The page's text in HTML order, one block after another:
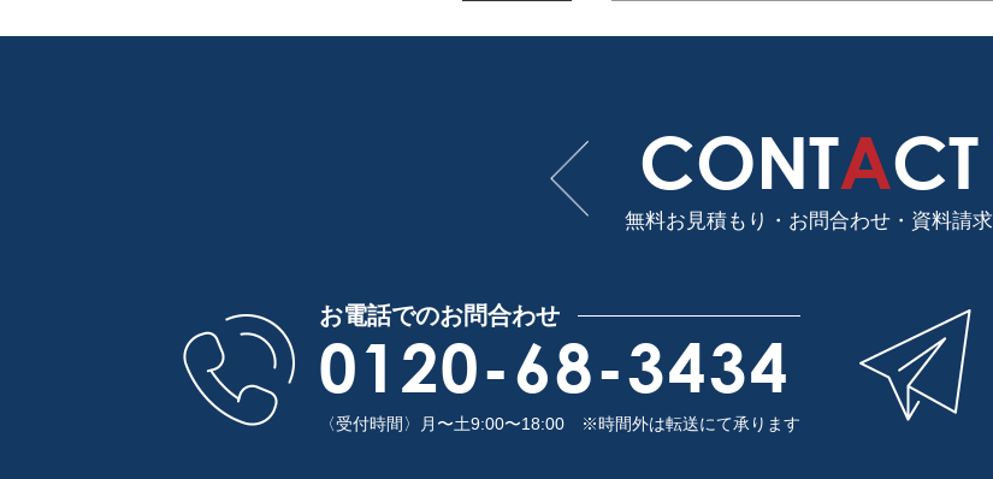
CONTACT
無料お見積もり・お問合わせ・ 資料請求
お電話でのお問合わせ
0120-68-3434
〈受付時間〉月〜土9:00〜18:00 ※時間外は転送にて承ります